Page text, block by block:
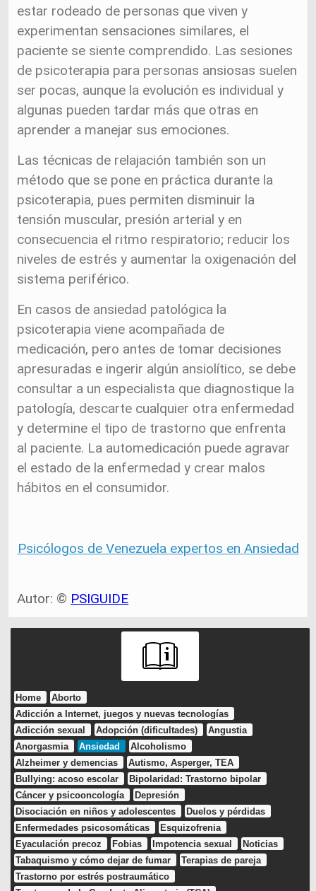
estar rodeado de personas que viven y
experimentan sensaciones similares, el
paciente se siente comprendido. Las sesiones
de psicoterapia para personas ansiosas suelen
ser pocas, aunque la evolución es individual y
algunas pueden tardar más que otras en
aprender a manejar sus emociones.
Las técnicas de relajación también son un
método que se pone en práctica durante la
psicoterapia, pues permiten disminuir la
tensión muscular, presión arterial y en
consecuencia el ritmo respiratorio; reducir los
niveles de estrés y aumentar la oxigenación del
sistema periférico.
En casos de ansiedad patológica la
psicoterapia viene acompañada de
medicación, pero antes de tomar decisiones
apresuradas e ingerir algún ansiolítico, se debe
consultar a un especialista que diagnostique la
patología, descarte cualquier otra enfermedad
y determine el tipo de trastorno que enfrenta
al paciente. La automedicación puede agravar
el estado de la enfermedad y crear malos
hábitos en el consumidor.
Psicólogos de Venezuela expertos en Ansiedad
Autor: © PSIGUIDE
Home
Aborto
Adicción a Internet, juegos y nuevas tecnologías
Adicción sexual
Adopción (dificultades)
Angustia
Anorgasmia
Ansiedad
Alcoholismo
Alzheimer y demencias
Autismo, Asperger, TEA
Bullying: acoso escolar
Bipolaridad: Trastorno bipolar
Cáncer y psicooncología
Depresión
Disociación en niños y adolescentes
Duelos y pérdidas
Enfermedades psicosomáticas
Esquizofrenia
Eyaculación precoz
Fobias Impotencia sexual
Noticias
Tabaquismo y cómo dejar de fumar
Terapias de pareja
Trastorno por estrés postraumático